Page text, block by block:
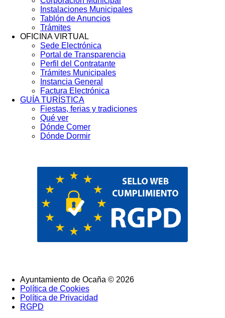
Instalaciones Municipales
Tablón de Anuncios
Trámites
OFICINA VIRTUAL
Sede Electrónica
Portal de Transparencia
Perfil del Contratante
Trámites Municipales
Instancia General
Factura Electrónica
GUÍA TURÍSTICA
Fiestas, ferias y tradiciones
Qué ver
Dónde Comer
Dónde Dormir
SubFooter
Ayuntamiento de Ocaña © 2026
Política de Cookies
Política de Privacidad
RGPD